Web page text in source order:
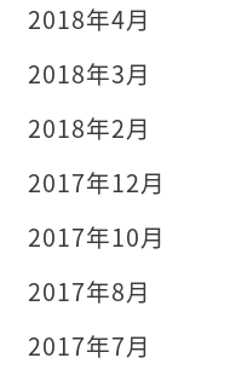
2018年4月
2018年3月
2018年2月
2017年12月
2017年10月
2017年8月
2017年7月